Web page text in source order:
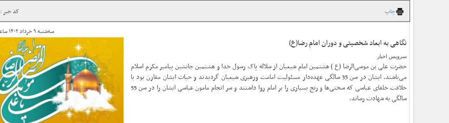
چاپ کد خبر : 63454
نگاهی به ابعاد شخصیتی و دوران امام رضا(ع)
سرویس اخبار
حضرت علی ‌بن موسی‌الرضا (ع ) هشتمین امام شیعیان از سلاله پاک رسول خدا و هشتمین جانشین پیامبر مکرم اسلام
می‌باشند. ایشان در سن 35 سالگی عهده‌دار مسئولیت امامت ورهبری شیعیان گردیدند و حیات ایشان مقارن بود با
خلافت خلفای عباسی که سختی‌ها و رنج بسیاری را بر امام روا داشتند و سر انجام مامون عباسی ایشان را در سن 55
سالگی به شهادت رساند.
سه‌شنبه ۹ خرداد ۱۴۰۲ ساعت ۱۷:۰۱